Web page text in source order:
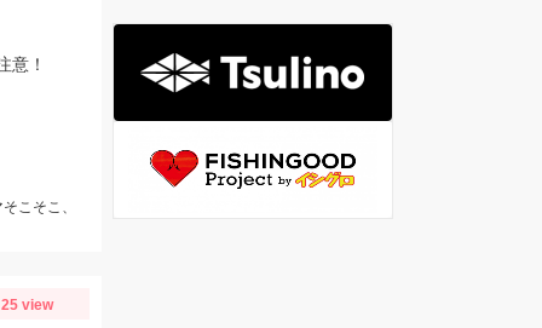
意！
こそこ、
25 view